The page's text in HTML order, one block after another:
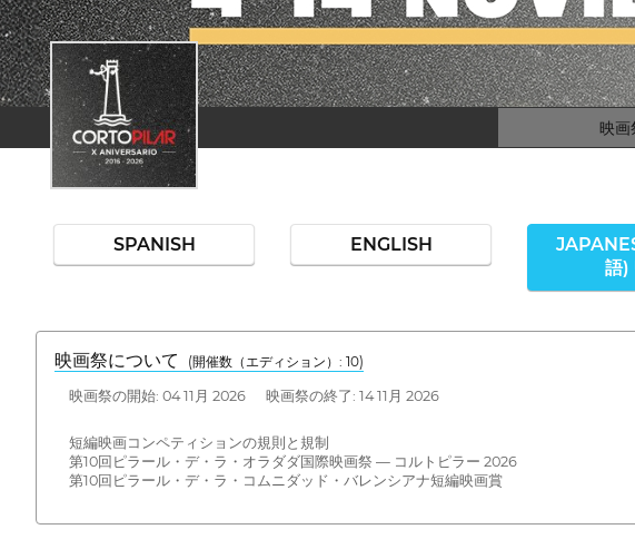
映画
SPANISH ENGLISH
語)
映画祭について (開催数（エディション）: 10)
映画祭の開始: 04 11月 2026 映画祭の終了: 14 11月 2026
短編映画コンペティションの規則と規制
第10回ピラール・デ・ラ・オラダダ国際映画祭 — コルトピラー 2026
第10回ピラール・デ・ラ・コムニダッド・バレンシアナ短編映画賞